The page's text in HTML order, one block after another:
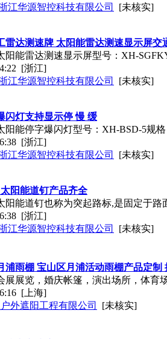
江华源智控科技有限公司
[未核实]
雷达测速牌 太阳能雷达测速显示屏交
阳能雷达测速显示屏型号：XH-
[浙江]
江华源智控科技有限公司
[未核实]
闪灯支持显示停 慢 缓
阳能停字爆闪灯型号：XH-BSD-5规
[浙江]
江华源智控科技有限公司
[未核实]
阳能道钉产品齐全
阳能道钉也称为突起路标,是固定于
[浙江]
江华源智控科技有限公司
[未核实]
浦雨棚 宝山区月浦活动雨棚产品定制
展展览，婚庆帐篷，演出场所，体育
[上海]
户外遮阳工程有限公司
[未核实]